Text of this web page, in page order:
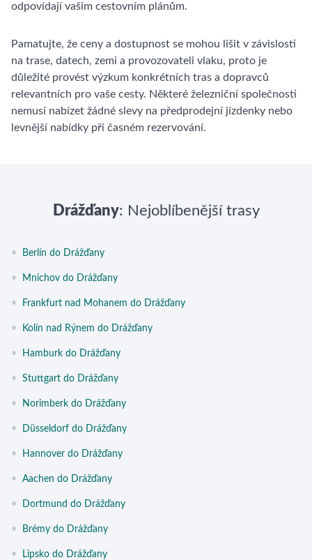
odpovídají vašim cestovním plánům.
Pamatujte, že ceny a dostupnost se mohou lišit v závislosti
na trase, datech, zemi a provozovateli vlaku, proto je
důležité provést výzkum konkrétních tras a dopravců
relevantních pro vaše cesty. Některé železniční společnosti
nemusí nabízet žádné slevy na předprodejní jízdenky nebo
levnější nabídky při časném rezervování.
Drážďany: Nejoblíbenější trasy
• Berlín do Drážďany
• Mnichov do Drážďany
• Frankfurt nad Mohanem do Drážďany
• Kolín nad Rýnem do Drážďany
• Hamburk do Drážďany
• Stuttgart do Drážďany
• Norimberk do Drážďany
• Düsseldorf do Drážďany
• Hannover do Drážďany
• Aachen do Drážďany
• Dortmund do Drážďany
• Brémy do Drážďany
• Lipsko do Drážďany